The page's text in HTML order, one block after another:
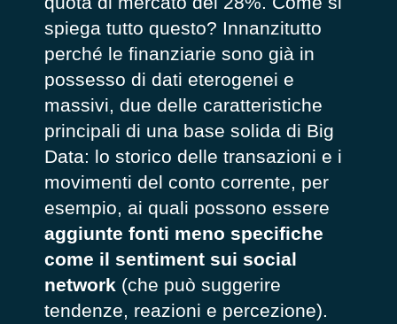
spiega tutto questo? Innanzitutto
perché le finanziarie sono già in
possesso di dati eterogenei e
massivi, due delle caratteristiche
principali di una base solida di Big
Data: lo storico delle transazioni e i
movimenti del conto corrente, per
esempio, ai quali possono essere
aggiunte fonti meno specifiche
come il sentiment sui social
network (che può suggerire
tendenze, reazioni e percezione).